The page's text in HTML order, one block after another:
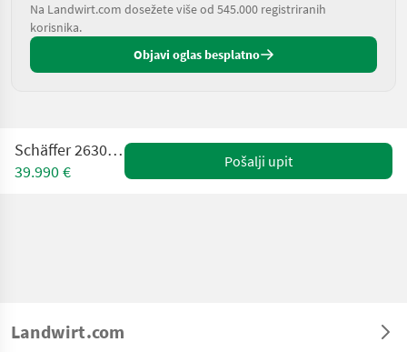
Na Landwirt.com dosežete više od 545.000 registriranih
korisnika.
Objavi oglas besplatno
Schäffer 2630 - AKTION
39.990 €
Pošalji upit
Landwirt.com